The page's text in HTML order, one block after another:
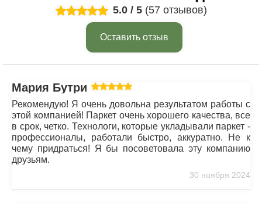
5.0 / 5 (57 отзывов)
Оставить отзыв
Мария Бутрим
Рекомендую! Я очень довольна результатом работы с
этой компанией! Паркет очень хорошего качества, все
в срок, четко. Технологи, которые укладывали паркет -
профессионалы, работали быстро, аккуратно. Не к
чему придраться! Я бы посоветовала эту компанию
друзьям.
30 ноября 2024